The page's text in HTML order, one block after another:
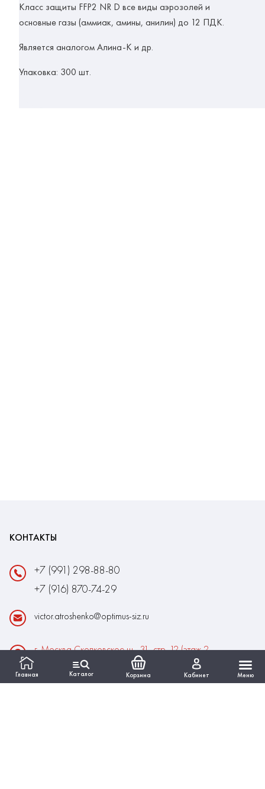
Главная Каталог Корзина Кабинет Меню
Класс защиты FFP2 NR D все виды аэрозолей и
основные газы (аммиак, амины, анилин) до 12 ПДК.
Является аналогом Алина-К и др.
Упаковка: 300 шт.
КОНТАКТЫ
+7 (991) 298-88-80
+7 (916) 870-74-29
victor.atroshenko@optimus-siz.ru
г. Москва Сколковское ш., 31, стр. 12 (этаж 2,
помещение 22)
Время работы: